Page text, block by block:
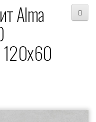
Alma
120x60